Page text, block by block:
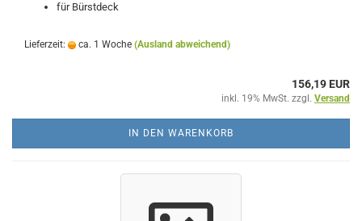
für Bürstdeck
Lieferzeit: ca. 1 Woche (Ausland abweichend)
156,19 EUR
inkl. 19% MwSt. zzgl. Versand
IN DEN WARENKORB